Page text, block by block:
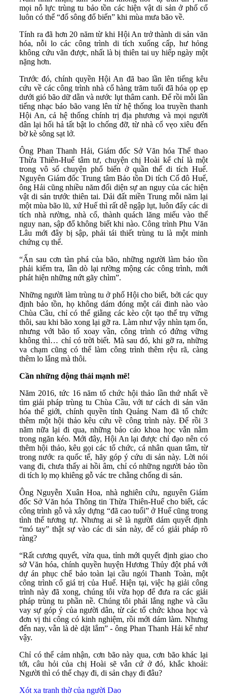
mọi nỗ lực trùng tu bảo tồn các hiện vật di sản ở phố cổ
luôn có thể “đổ sông đổ biển” khi mùa mưa bão về.
Tính ra đã hơn 20 năm từ khi Hội An trở thành di sản văn
hóa, nỗi lo các công trình di tích xuống cấp, hư hỏng
không cứu vãn được, nhất là bị thiên tai uy hiếp ngày một
nặng hơn.
Trước đó, chính quyền Hội An đã bao lần lên tiếng kêu
cứu về các công trình nhà cổ hàng trăm tuổi đã hóa ọp ẹp
dưới gió bão dữ dằn và nước lụt thâm canh. Để rồi mỗi lần
tiếng nhạc báo bão vang lên từ hệ thống loa truyền thanh
Hội An, cả hệ thống chính trị địa phương và mọi người
dân lại hối hả tất bật lo chống đỡ, từ nhà cổ vẹo xiêu đến
bờ kè sông sạt lở.
Ông Phan Thanh Hải, Giám đốc Sở Văn hóa Thể thao
Thừa Thiên-Huế tâm tư, chuyện chị Hoài kể chỉ là một
trong vô số chuyện phổ biến ở quần thể di tích Huế.
Nguyên Giám đốc Trung tâm Bảo tồn Di tích Cố đô Huế,
ông Hải cũng nhiều năm đối diện sự an nguy của các hiện
vật di sản trước thiên tai. Dải đất miền Trung mỗi năm lại
một mùa bão lũ, xứ Huế thì rất dễ ngập lụt, luôn đẩy các di
tích nhà rường, nhà cổ, thành quách lăng miếu vào thế
nguy nan, sập đổ không biết khi nào. Công trình Phu Văn
Lâu mới đây bị sập, phải tái thiết trùng tu là một minh
chứng cụ thể.
“Ẩn sau cơn tàn phá của bão, những người làm bảo tồn
phải kiểm tra, lần dò lại rường mộng các công trình, mới
phát hiện những nứt gãy chìm”.
Những người làm trùng tu ở phố Hội cho biết, bởi các quy
định bảo tồn, họ không dám đóng một cái đinh nào vào
Chùa Cầu, chỉ có thể giằng các kèo cột tạo thế trụ vững
thôi, sau khi bão xong lại gỡ ra. Làm như vậy nhìn tạm ổn,
nhưng với bão tố xoay vần, công trình có đứng vững
không thì… chỉ có trời biết. Mà sau đó, khi gỡ ra, những
va chạm cũng có thể làm công trình thêm rệu rã, càng
thêm lo lắng mà thôi.
Cần những động thái mạnh mẽ!
Năm 2016, tức 16 năm tổ chức hội thảo lần thứ nhất về
tìm giải pháp trùng tu Chùa Cầu, với tư cách di sản văn
hóa thế giới, chính quyền tỉnh Quảng Nam đã tổ chức
thêm một hội thảo kêu cứu về công trình này. Để rồi 3
năm nữa lại đi qua, những báo cáo khoa học vẫn nằm
trong ngăn kéo. Mới đây, Hội An lại được chỉ đạo nên có
thêm hội thảo, kêu gọi các tổ chức, cá nhân quan tâm, từ
trong nước ra quốc tế, hãy góp ý cứu di sản này. Lời nói
vang đi, chưa thấy ai hồi âm, chỉ có những người bảo tồn
di tích lọ mọ khiêng gỗ vác tre chằng chống di sản.
Ông Nguyễn Xuân Hoa, nhà nghiên cứu, nguyên Giám
đốc Sở Văn hóa Thông tin Thừa Thiên-Huế cho biết, các
công trình gỗ và xây dựng “đã cao tuổi” ở Huế cũng trong
tình thế tương tự. Nhưng ai sẽ là người dám quyết định
“mó tay” thật sự vào các di sản này, để có giải pháp rõ
ràng?
“Rất cương quyết, vừa qua, tỉnh mới quyết định giao cho
sở Văn hóa, chính quyền huyện Hương Thủy đột phá với
dự án phục chế bảo toàn lại cầu ngói Thanh Toàn, một
công trình cổ giá trị của Huế. Hiện tại, việc hạ giải công
trình này đã xong, chúng tôi vừa họp để đưa ra các giải
pháp trùng tu phần nề. Chúng tôi phải lắng nghe và cầu
vay sự góp ý của người dân, từ các tổ chức khoa học và
đơn vị thi công có kinh nghiệm, rồi mới dám làm. Nhưng
đến nay, vẫn là dè dặt lắm” - ông Phan Thanh Hải kể như
vậy.
Chỉ có thể cảm nhận, cơn bão này qua, cơn bão khác lại
tới, câu hỏi của chị Hoài sẽ vẫn cứ ở đó, khắc khoải:
Người thì có thể chạy đi, di sản chạy đi đâu?
Xót xa tranh thờ của người Dao